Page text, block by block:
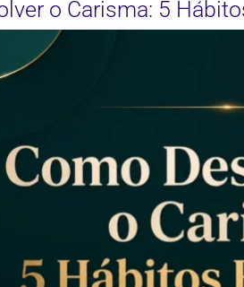
o Carisma: 5